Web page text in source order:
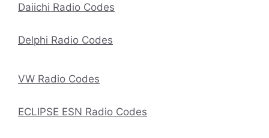
Daiichi Radio Codes
Delphi Radio Codes
VW Radio Codes
ECLIPSE ESN Radio Codes